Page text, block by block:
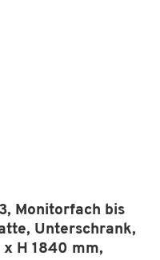
Monitorfach bis
Unterschrank,
H 1840 mm,